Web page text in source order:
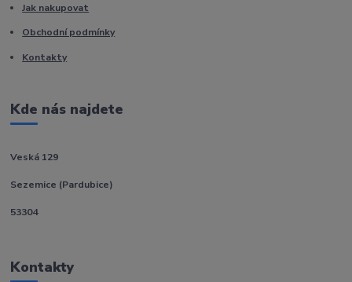
Jak nakupovat
Obchodní podmínky
Kontakty
Kde nás najdete
Veská 129
Sezemice (Pardubice)
53304
Kontakty